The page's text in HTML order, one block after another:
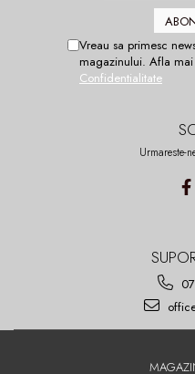
Vreau sa primesc
magazinului. Afla
Confidentialitate
Urmareste-